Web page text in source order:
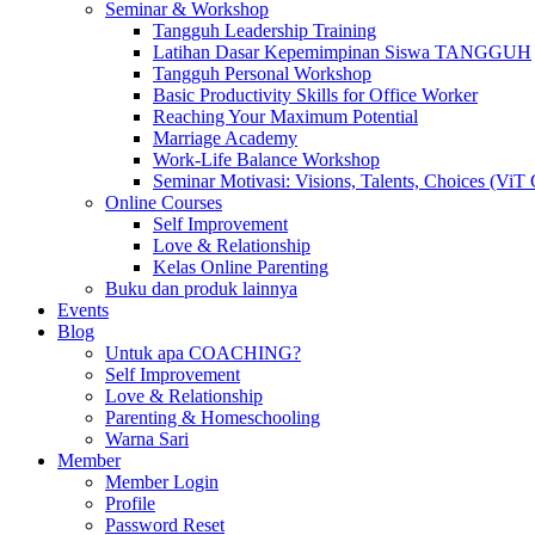
Seminar & Workshop
Tangguh Leadership Training
Latihan Dasar Kepemimpinan Siswa TANGGUH
Tangguh Personal Workshop
Basic Productivity Skills for Office Worker
Reaching Your Maximum Potential
Marriage Academy
Work-Life Balance Workshop
Seminar Motivasi: Visions, Talents, Choices (ViT
Online Courses
Self Improvement
Love & Relationship
Kelas Online Parenting
Buku dan produk lainnya
Events
Blog
Untuk apa COACHING?
Self Improvement
Love & Relationship
Parenting & Homeschooling
Warna Sari
Member
Member Login
Profile
Password Reset